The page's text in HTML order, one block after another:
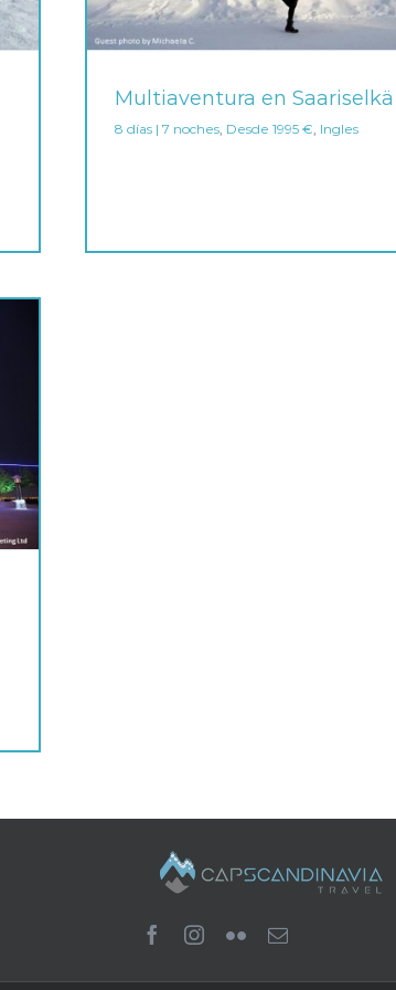
Multiaventura en Saariselkä
8 días | 7 noches, Desde 1995 €, Ingles